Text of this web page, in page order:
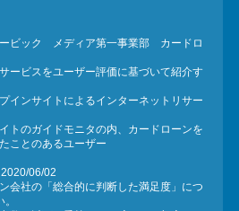
ービック メディア第一事業部 カードロ
ービスをユーザー評価に基づいて紹介す
インサイトによるインターネットリサー
トのガイドモニタの内、カードローンを
ことのあるユーザー
06/02
会社の「総合的に判断した満足度」につ